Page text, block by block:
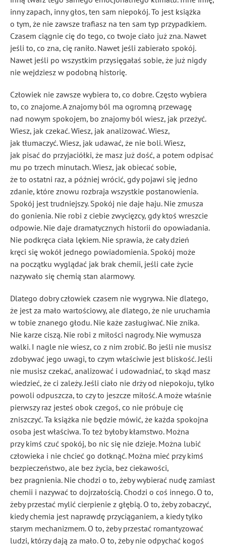
inny zapach, inny głos, ten sam niepokój. To jest książka
o tym, że nie zawsze trafiasz na ten sam typ przypadkiem.
Czasem ciągnie cię do tego, co twoje ciało już zna. Nawet
jeśli to, co zna, cię raniło. Nawet jeśli zabierało spokój.
Nawet jeśli po wszystkim przysięgałaś sobie, że już nigdy
nie wejdziesz w podobną historię.
Człowiek nie zawsze wybiera to, co dobre. Często wybiera
to, co znajome. A znajomy ból ma ogromną przewagę
nad nowym spokojem, bo znajomy ból wiesz, jak przeżyć.
Wiesz, jak czekać. Wiesz, jak analizować. Wiesz,
jak tłumaczyć. Wiesz, jak udawać, że nie boli. Wiesz,
jak pisać do przyjaciółki, że masz już dość, a potem odpisać
mu po trzech minutach. Wiesz, jak obiecać sobie,
że to ostatni raz, a później wrócić, gdy pojawi się jedno
zdanie, które znowu rozbraja wszystkie postanowienia.
Spokój jest trudniejszy. Spokój nie daje haju. Nie zmusza
do gonienia. Nie robi z ciebie zwycięzcy, gdy ktoś wreszcie
odpowie. Nie daje dramatycznych historii do opowiadania.
Nie podkręca ciała lękiem. Nie sprawia, że cały dzień
kręci się wokół jednego powiadomienia. Spokój może
na początku wyglądać jak brak chemii, jeśli całe życie
nazywało się chemią stan alarmowy.
Dlatego dobry człowiek czasem nie wygrywa. Nie dlatego,
że jest za mało wartościowy, ale dlatego, że nie uruchamia
w tobie znanego głodu. Nie każe zasługiwać. Nie znika.
Nie karze ciszą. Nie robi z miłości nagrody. Nie wymusza
walki. I nagle nie wiesz, co z nim zrobić. Bo jeśli nie musisz
zdobywać jego uwagi, to czym właściwie jest bliskość. Jeśli
nie musisz czekać, analizować i udowadniać, to skąd masz
wiedzieć, że ci zależy. Jeśli ciało nie drży od niepokoju, tylko
powoli odpuszcza, to czy to jeszcze miłość. A może właśnie
pierwszy raz jesteś obok czegoś, co nie próbuje cię
zniszczyć. Ta książka nie będzie mówić, że każda spokojna
osoba jest właściwa. To też byłoby kłamstwo. Można
przy kimś czuć spokój, bo nic się nie dzieje. Można lubić
człowieka i nie chcieć go dotknąć. Można mieć przy kimś
bezpieczeństwo, ale bez życia, bez ciekawości,
bez pragnienia. Nie chodzi o to, żeby wybierać nudę zamiast
chemii i nazywać to dojrzałością. Chodzi o coś innego. O to,
żeby przestać mylić cierpienie z głębią. O to, żeby zobaczyć,
kiedy chemia jest naprawdę przyciąganiem, a kiedy tylko
starym mechanizmem. O to, żeby przestać romantyzować
ludzi, którzy dają za mało. O to, żeby nie odpychać kogoś